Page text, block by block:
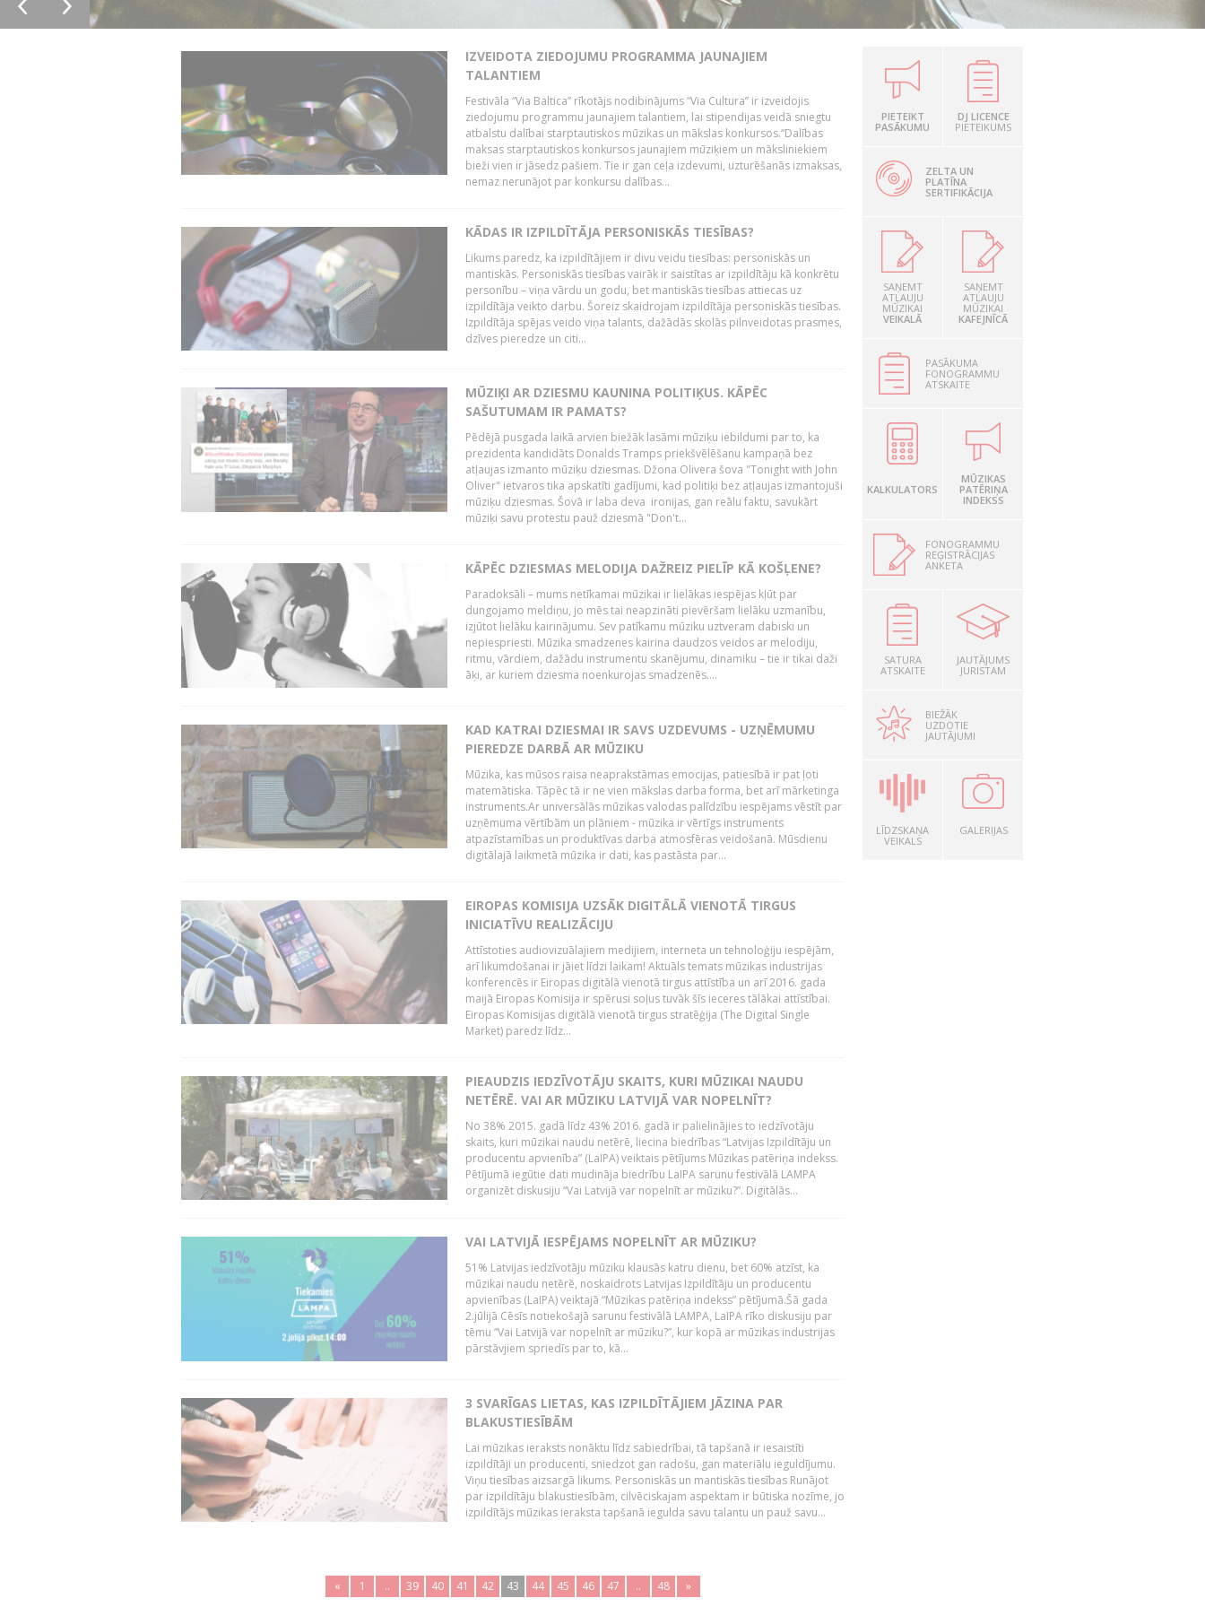
IZVEIDOTA ZIEDOJUMU PROGRAMMA JAUNAJIEM
TALANTIEM
Festivāla “Via Baltica” rīkotājs nodibinājums “Via Cultura” ir izveidojis
ziedojumu programmu jaunajiem talantiem, lai stipendijas veidā sniegtu
atbalstu dalībai starptautiskos mūzikas un mākslas konkursos.“Dalības
maksas starptautiskos konkursos jaunajiem mūziķiem un māksliniekiem
bieži vien ir jāsedz pašiem. Tie ir gan ceļa izdevumi, uzturēšanās izmaksas,
nemaz nerunājot par konkursu dalības...
KĀDAS IR IZPILDĪTĀJA PERSONISKĀS TIESĪBAS?
Likums paredz, ka izpildītājiem ir divu veidu tiesības: personiskās un
mantiskās. Personiskās tiesības vairāk ir saistītas ar izpildītāju kā konkrētu
personību – viņa vārdu un godu, bet mantiskās tiesības attiecas uz
izpildītāja veikto darbu. Šoreiz skaidrojam izpildītāja personiskās tiesības.
Izpildītāja spējas veido viņa talants, dažādās skolās pilnveidotas prasmes,
dzīves pieredze un citi...
MŪZIĶI AR DZIESMU KAUNINA POLITIĶUS. KĀPĒC
SAŠUTUMAM IR PAMATS?
Pēdējā pusgada laikā arvien biežāk lasāmi mūziķu iebildumi par to, ka
prezidenta kandidāts Donalds Tramps priekšvēlēšanu kampaņā bez
atļaujas izmanto mūziķu dziesmas. Džona Olivera šova "Tonight with John
Oliver" ietvaros tika apskatīti gadījumi, kad politiķi bez atļaujas izmantojuši
mūziķu dziesmas. Šovā ir laba deva ironijas, gan reālu faktu, savukārt
mūziķi savu protestu pauž dziesmā "Don't...
KĀPĒC DZIESMAS MELODIJA DAŽREIZ PIELĪP KĀ KOŠĻENE?
Paradoksāli – mums netīkamai mūzikai ir lielākas iespējas kļūt par
dungojamo meldiņu, jo mēs tai neapzināti pievēršam lielāku uzmanību,
izjūtot lielāku kairinājumu. Sev patīkamu mūziku uztveram dabiski un
nepiespriesti. Mūzika smadzenes kairina daudzos veidos ar melodiju,
ritmu, vārdiem, dažādu instrumentu skanējumu, dinamiku – tie ir tikai daži
āķi, ar kuriem dziesma noenkurojas smadzenēs....
KAD KATRAI DZIESMAI IR SAVS UZDEVUMS - UZŅĒMUMU
PIEREDZE DARBĀ AR MŪZIKU
Mūzika, kas mūsos raisa neaprakstāmas emocijas, patiesībā ir pat ļoti
matemātiska. Tāpēc tā ir ne vien mākslas darba forma, bet arī mārketinga
instruments.Ar universālās mūzikas valodas palīdzību iespējams vēstīt par
uzņēmuma vērtībām un plāniem - mūzika ir vērtīgs instruments
atpazīstamības un produktīvas darba atmosfēras veidošanā. Mūsdienu
digitālajā laikmetā mūzika ir dati, kas pastāsta par...
EIROPAS KOMISIJA UZSĀK DIGITĀLĀ VIENOTĀ TIRGUS
INICIATĪVU REALIZĀCIJU
Attīstoties audiovizuālajiem medijiem, interneta un tehnoloģiju iespējām,
arī likumdošanai ir jāiet līdzi laikam! Aktuāls temats mūzikas industrijas
konferencēs ir Eiropas digitālā vienotā tirgus attīstība un arī 2016. gada
maijā Eiropas Komisija ir spērusi soļus tuvāk šīs ieceres tālākai attīstībai.
Eiropas Komisijas digitālā vienotā tirgus stratēģija (The Digital Single
Market) paredz līdz...
PIEAUDZIS IEDZĪVOTĀJU SKAITS, KURI MŪZIKAI NAUDU
NETĒRĒ. VAI AR MŪZIKU LATVIJĀ VAR NOPELNĪT?
No 38% 2015. gadā līdz 43% 2016. gadā ir palielinājies to iedzīvotāju
skaits, kuri mūzikai naudu netērē, liecina biedrības “Latvijas Izpildītāju un
producentu apvienība” (LaIPA) veiktais pētījums Mūzikas patēriņa indekss.
Pētījumā iegūtie dati mudināja biedrību LaIPA sarunu festivālā LAMPA
organizēt diskusiju “Vai Latvijā var nopelnīt ar mūziku?”. Digitālās...
VAI LATVIJĀ IESPĒJAMS NOPELNĪT AR MŪZIKU?
51% Latvijas iedzīvotāju mūziku klausās katru dienu, bet 60% atzīst, ka
mūzikai naudu netērē, noskaidrots Latvijas Izpildītāju un producentu
apvienības (LaIPA) veiktajā “Mūzikas patēriņa indekss” pētījumā.Šā gada
2.jūlijā Cēsīs notiekošajā sarunu festivālā LAMPA, LaIPA rīko diskusiju par
tēmu “Vai Latvijā var nopelnīt ar mūziku?”, kur kopā ar mūzikas industrijas
pārstāvjiem spriedīs par to, kā...
3 SVARĪGAS LIETAS, KAS IZPILDĪTĀJIEM JĀZINA PAR
BLAKUSTIESĪBĀM
Lai mūzikas ieraksts nonāktu līdz sabiedrībai, tā tapšanā ir iesaistīti
izpildītāji un producenti, sniedzot gan radošu, gan materiālu ieguldījumu.
Viņu tiesības aizsargā likums. Personiskās un mantiskās tiesības Runājot
par izpildītāju blakustiesībām, cilvēciskajam aspektam ir būtiska nozīme, jo
izpildītājs mūzikas ieraksta tapšanā iegulda savu talantu un pauž savu...
« 1 .. 39 40 41 42 43 44 45 46 47 .. 48 »
PIETEIKT
PASĀKUMU
DJ LICENCE
PIETEIKUMS
ZELTA UN
PLATĪNA
SERTIFIKĀCIJA
SAŅEMT
ATĻAUJU
MŪZIKAI
VEIKALĀ
SAŅEMT
ATĻAUJU
MŪZIKAI
KAFEJNĪCĀ
PASĀKUMA
FONOGRAMMU
ATSKAITE
KALKULATORS
MŪZIKAS
PATĒRIŅA
INDEKSS
FONOGRAMMU
REĢISTRĀCIJAS
ANKETA
SATURA
ATSKAITE
JAUTĀJUMS
JURISTAM
BIEŽĀK
UZDOTIE
JAUTĀJUMI
LĪDZSKAŅA
VEIKALS
GALERIJAS